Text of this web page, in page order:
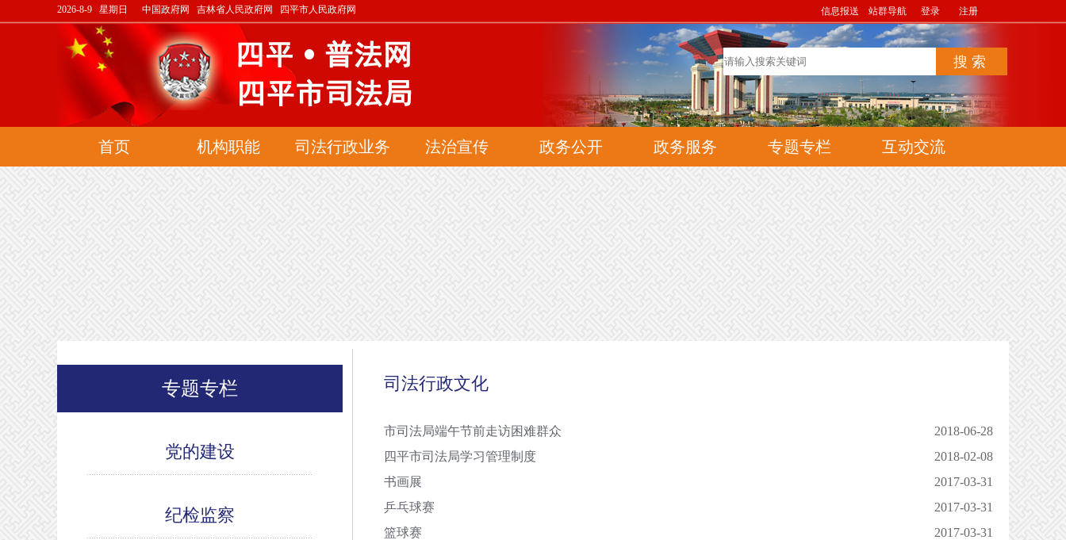
2026-8-9 星期日 中国政府网 吉林省人民政府网 四平市人民政府网 信息报送 站群导航 登录 注册
首页 机构职能 司法行政业务 法治宣传 政务公开 政务服务 专题专栏 互动交流
专题专栏
党的建设
纪检监察
司法行政文化
市司法局端午节前走访困难群众
2018-06-28
四平市司法局学习管理制度
2018-02-08
书画展
2017-03-31
乒乓球赛
2017-03-31
篮球赛
2017-03-31